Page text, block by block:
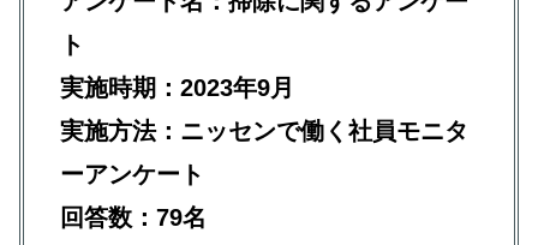
ト
実施時期：2023年9月
実施方法：ニッセンで働く社員モニタ
ーアンケート
回答数：79名